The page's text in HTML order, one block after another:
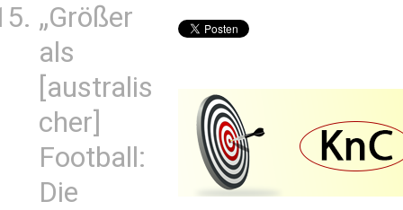
„Größer
als
[australis
cher]
Football:
Die